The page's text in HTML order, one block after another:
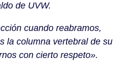
de UVW.
cuando reabramos,
la columna vertebral de su
con cierto respeto».